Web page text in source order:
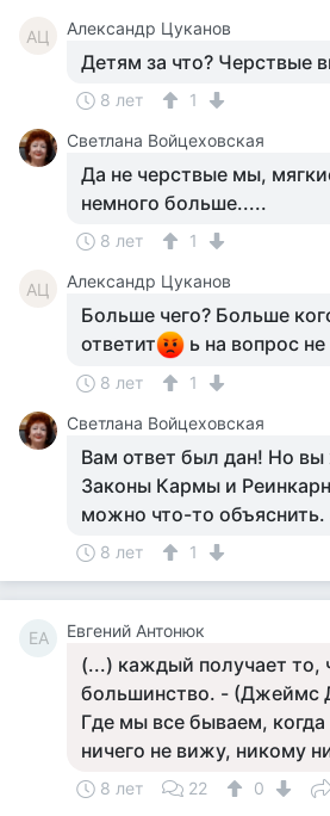
АЦ Александр Цуканов
Детям за что? Черствые
8 лет
1
Светлана Войцеховская
Да не черствые мы,
немного больше.....
8 лет 1
АЦ Александр Цуканов
Больше чего? Больше
ответит
ь на вопрос
8 лет
1
Светлана Войцеховская
Вам ответ был дан! Но вы
Законы Кармы и
можно что-то объяснить.
8 лет 1
ЕА Евгений Антонюк
(...) каждый получает то,
большинство. - (Джеймс
Где мы все бываем,
ничего не вижу, никому
8 лет 22
0